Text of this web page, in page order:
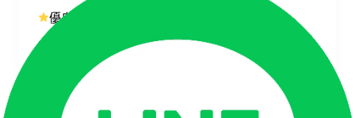
優良客服，線上購買如親臨門市